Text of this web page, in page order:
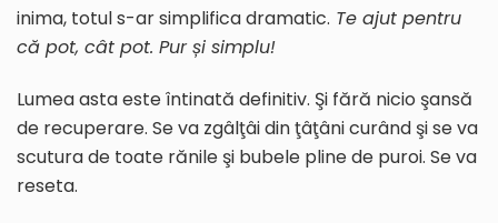
inima, totul s-ar simplifica dramatic. Te ajut pentru
că pot, cât pot. Pur și simplu!
Lumea asta este întinată definitiv. Şi fără nicio şansă
de recuperare. Se va zgâlţâi din ţâţâni curând şi se va
scutura de toate rănile şi bubele pline de puroi. Se va
reseta.